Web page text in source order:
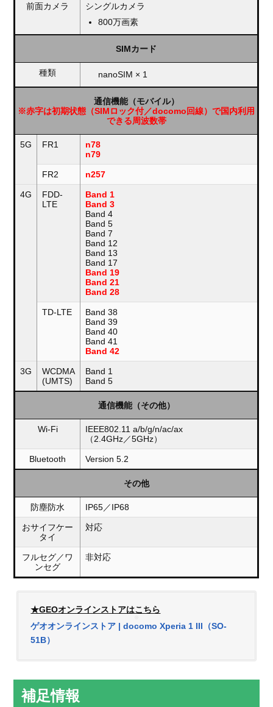
前面カメラ
シングルカメラ
800万画素
SIMカード
種類 nanoSIM × 1
通信機能（モバイル）
※赤字は初期状態（SIMロック付／docomo回線）で国内利用
できる周波数帯
5G FR1
n78
n79
FR2 n257
4G
FDD-
LTE
Band 1
Band 3
Band 4
Band 5
Band 7
Band 12
Band 13
Band 17
Band 19
Band 21
Band 28
TD-LTE
Band 38
Band 39
Band 40
Band 41
Band 42
3G
WCDMA
(UMTS)
Band 1
Band 5
通信機能（その他）
Wi-Fi
IEEE802.11 a/b/g/n/ac/ax
（2.4GHz／5GHz）
Bluetooth Version 5.2
その他
防塵防水 IP65／IP68
おサイフケー
タイ
対応
フルセグ／ワ
ンセグ
非対応
★GEOオンラインストアはこちら
ゲオオンラインストア | docomo Xperia 1 III（SO-
51B）
補足情報